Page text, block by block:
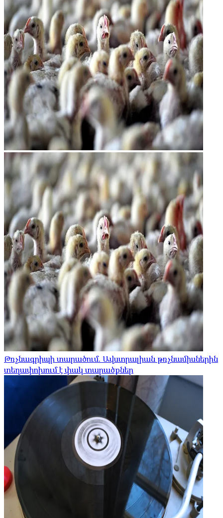
Թռչնագրիպի տարածում. Ավստրալիան թռչնամիսներին
տեղափոխում է փակ տարածքներ